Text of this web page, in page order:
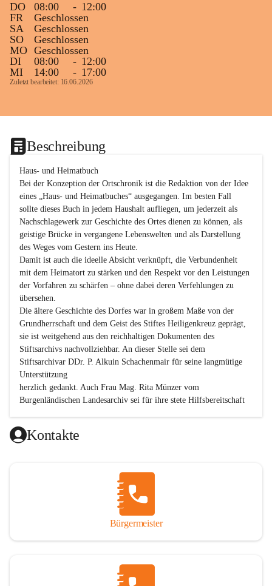
DO 08:00 - 12:00
FR
Geschlossen
SA
Geschlossen
SO
Geschlossen
MO Geschlossen
DI
08:00 - 12:00
MI
14:00 - 17:00
Zuletzt bearbeitet: 16.06.2026
Beschreibung
Haus- und Heimatbuch
Bei der Konzeption der Ortschronik ist die Redaktion von der Idee
eines „Haus- und Heimatbuches“ ausgegangen. Im besten Fall
sollte dieses Buch in jedem Haushalt aufliegen, um jederzeit als
Nachschlagewerk zur Geschichte des Ortes dienen zu können, als
geistige Brücke in vergangene Lebenswelten und als Darstellung
des Weges vom Gestern ins Heute.
Damit ist auch die ideelle Absicht verknüpft, die Verbundenheit
mit dem Heimatort zu stärken und den Respekt vor den Leistungen
der Vorfahren zu schärfen – ohne dabei deren Verfehlungen zu
übersehen.
Die ältere Geschichte des Dorfes war in großem Maße von der
Grundherrschaft und dem Geist des Stiftes Heiligenkreuz geprägt,
sie ist weitgehend aus den reichhaltigen Dokumenten des
Stiftsarchivs nachvollziehbar. An dieser Stelle sei dem
Stiftsarchivar DDr. P. Alkuin Schachenmair für seine langmütige
Unterstützung
herzlich gedankt. Auch Frau Mag. Rita Münzer vom
Burgenländischen Landesarchiv sei für ihre stete Hilfsbereitschaft
Dank gilt den Textautoren dieser Chronik, dem kleinen
Redaktionsteam, für die gute Zusammenarbeit.
gedankt werden, die durch ihre Erinnerungen, Informationen und
durch das Überlassen von Fotos und Dokumenten zum Gesamtbild
dieses Buches wesentlich beigetragen haben.
Der Zeitdruck war enorm, um das Werk auch zeitgerecht für das
Jubiläumsjahr abschließen zu können. Daher mag um Nachsicht
Ausführlichkeit behandelt erscheinen, oder auch der eine oder
andere Fehler unterlief. Die Autoren haben nach ihren
Kontakte
Bürgermeister